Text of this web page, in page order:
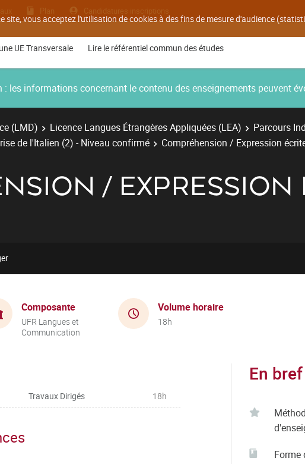
site, vous acceptez l'utilisation de cookies à des fins de mesure d'audience
Plan Candidatures inscriptions
UE Transversale Lire le référentiel commun des études
les informations concernant le contenu des enseignements peuvent
(LMD) Licence Langues Étrangères Appliquées (LEA)
Parcours
de l'Italien (2) - Niveau confirmé Compréhension / Expression
/ EXPRESSION
Composante
UFR Langues et
Communication
Volume horaire
18h
Travaux Dirigés 18h
En bref
Forme